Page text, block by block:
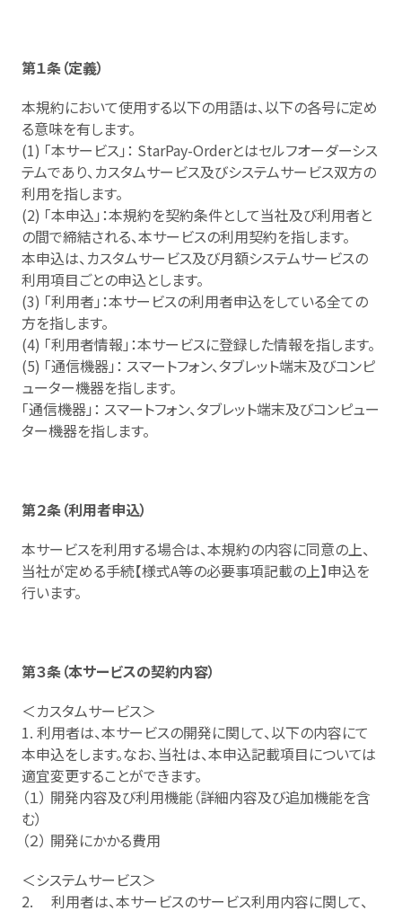
第１条（定義）
本規約において使用する以下の用語は、以下の各号に定め
る意味を有します。
(1) 「本サービス」： StarPay-Orderとはセルフオーダーシス
テムであり、カスタムサービス及びシステムサービス双方の
利用を指します。
(2) 「本申込」：本規約を契約条件として当社及び利用者と
の間で締結される、本サービスの利用契約を指します。
本申込は、カスタムサービス及び月額システムサービスの
利用項目ごとの申込とします。
(3) 「利用者」：本サービスの利用者申込をしている全ての
方を指します。
(4) 「利用者情報」：本サービスに登録した情報を指します。
(5) 「通信機器」： スマートフォン、タブレット端末及びコンピ
ューター機器を指します。
「通信機器」： スマートフォン、タブレット端末及びコンピュー
ター機器を指します。
第２条（利用者申込）
本サービスを利用する場合は、本規約の内容に同意の上、
当社が定める手続【様式A等の必要事項記載の上】申込を
行います。
第３条（本サービスの契約内容）
＜カスタムサービス＞
1. 利用者は、本サービスの開発に関して、以下の内容にて
本申込をします。なお、当社は、本申込記載項目については
適宜変更することができます。
（１） 開発内容及び利用機能（詳細内容及び追加機能を含
む）
（２） 開発にかかる費用
＜システムサービス＞
2. 利用者は、本サービスのサービス利用内容に関して、